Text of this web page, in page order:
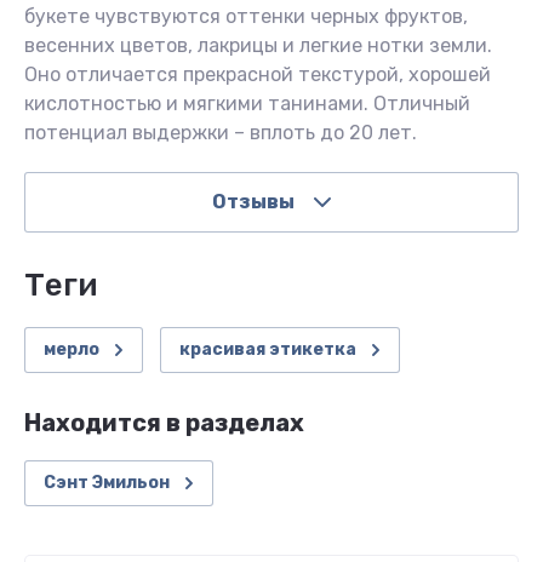
букете чувствуются оттенки черных фруктов,
весенних цветов, лакрицы и легкие нотки земли.
Оно отличается прекрасной текстурой, хорошей
кислотностью и мягкими танинами. Отличный
потенциал выдержки – вплоть до 20 лет.
Отзывы
теги
мерло красивая этикетка
Находится в разделах
Сэнт Эмильон